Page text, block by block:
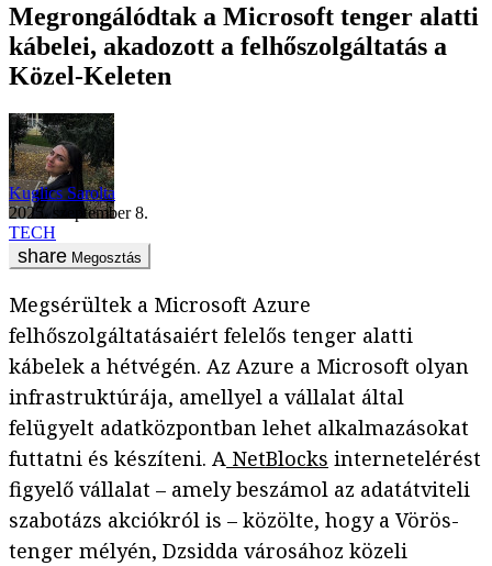
Megrongálódtak a Microsoft tenger alatti
kábelei, akadozott a felhőszolgáltatás a
Közel-Keleten
Kuglics Sarolta
2025. szeptember 8.
TECH
Megosztás
Megsérültek a Microsoft Azure
felhőszolgáltatásaiért felelős tenger alatti
kábelek a hétvégén. Az Azure a Microsoft olyan
infrastruktúrája, amellyel a vállalat által
felügyelt adatközpontban lehet alkalmazásokat
futtatni és készíteni. A NetBlocks internetelérést
figyelő vállalat – amely beszámol az adatátviteli
szabotázs akciókról is – közölte, hogy a Vörös-
tenger mélyén, Dzsidda városához közeli